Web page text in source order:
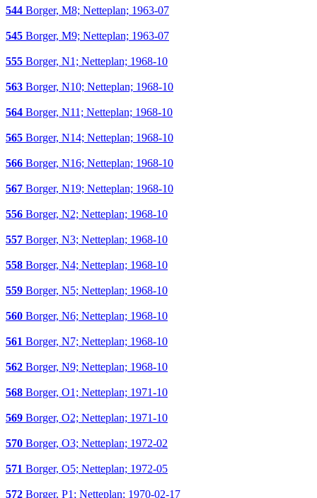
544 Borger, M8; Netteplan; 1963-07
545 Borger, M9; Netteplan; 1963-07
555 Borger, N1; Netteplan; 1968-10
563 Borger, N10; Netteplan; 1968-10
564 Borger, N11; Netteplan; 1968-10
565 Borger, N14; Netteplan; 1968-10
566 Borger, N16; Netteplan; 1968-10
567 Borger, N19; Netteplan; 1968-10
556 Borger, N2; Netteplan; 1968-10
557 Borger, N3; Netteplan; 1968-10
558 Borger, N4; Netteplan; 1968-10
559 Borger, N5; Netteplan; 1968-10
560 Borger, N6; Netteplan; 1968-10
561 Borger, N7; Netteplan; 1968-10
562 Borger, N9; Netteplan; 1968-10
568 Borger, O1; Netteplan; 1971-10
569 Borger, O2; Netteplan; 1971-10
570 Borger, O3; Netteplan; 1972-02
571 Borger, O5; Netteplan; 1972-05
572 Borger, P1; Netteplan; 1970-02-17